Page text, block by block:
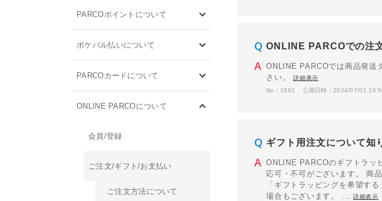
PARCOポイントについて
ポケパル払いについて
PARCOカードについて
ONLINE PARCOについて
会員/登録
ご注文/ギフト/お支払い
ご注文方法について
ONLINE PARCOでの注
ONLINE PARCOでは商品発送
さい。詳細表示
No：1891
公開日時：2024/07/01
ギフト用注文について知
ONLINE PARCOのギフトラッ
応可・不可がございます。 商
「ギフトラッピングを希望す
場合もございます。 ...
詳細表示